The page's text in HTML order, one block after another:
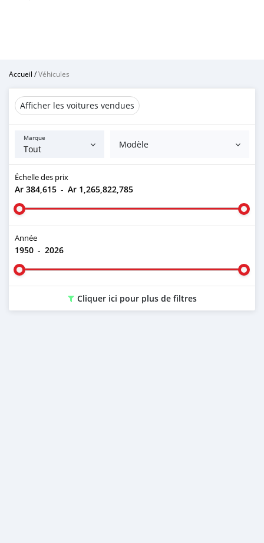
Accueil /Véhicules
Afficher les voitures vendues
Marque
Modèle
Échelle des prix
Ar 384,615 - Ar 1,265,822,785
Année
1950 - 2026
Cliquer ici pour plus de filtres